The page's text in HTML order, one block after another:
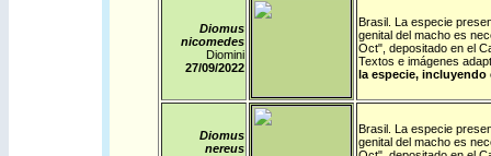
Diomus
nicomedes
Diomini
27/09/2022
Brasil. La especie
genital del macho es
Oct", depositado en el
Textos e imágenes
la especie, incluyendo
Diomus
nereus
Brasil. La especie
genital del macho es